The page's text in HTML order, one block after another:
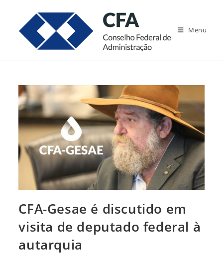
conteúdo
Menu
CFA-Gesae é discutido em
visita de deputado federal à
autarquia